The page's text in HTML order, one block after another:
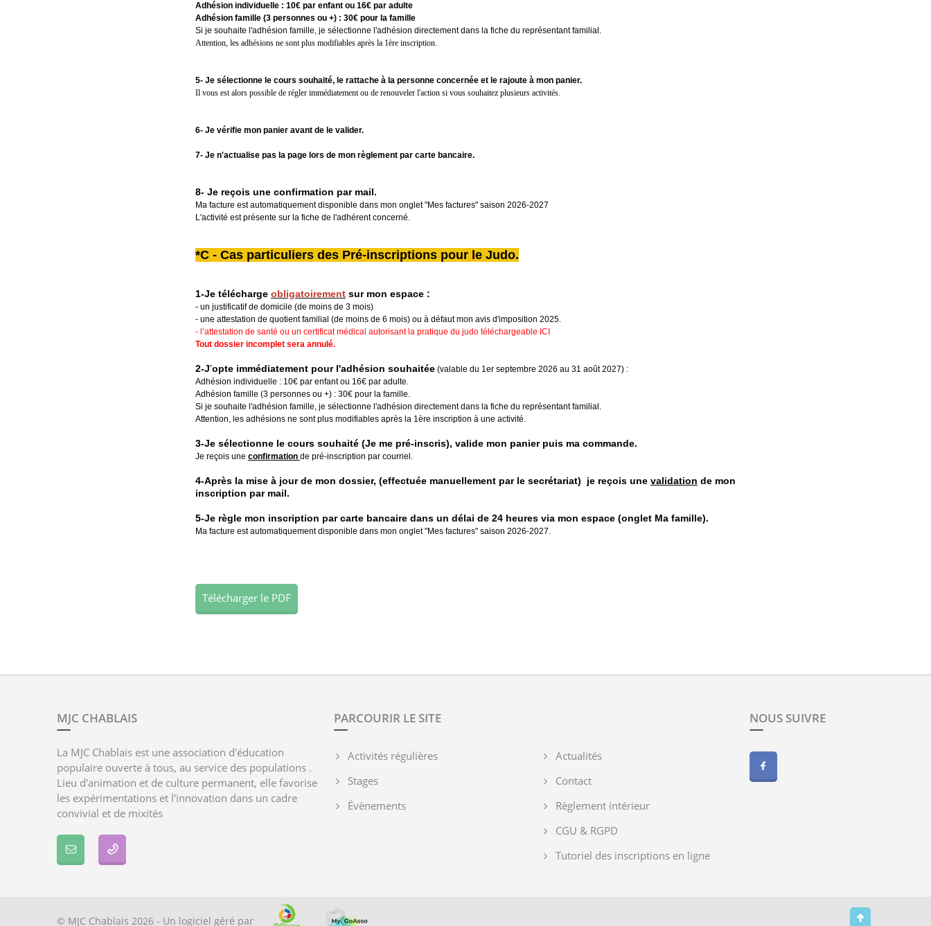
Adhésion individuelle : 10€ par enfant ou 16€ par adulte
Adhésion famille (3 personnes ou +) : 30€ pour la famille
Si je souhaite l'adhésion famille, je sélectionne l'adhésion directement dans la fiche du représentant familial.
Attention, les adhésions ne sont plus modifiables après la 1ère inscription.
5- Je sélectionne le cours souhaité, le rattache à la personne concernée et le rajoute à mon panier.
Il vous est alors possible de régler immédiatement ou de renouveler l'action si vous souhaitez plusieurs activités.
6- Je vérifie mon panier avant de le valider.
7- Je n'actualise pas la page lors de mon règlement par carte bancaire.
8- Je reçois une confirmation par mail.
Ma facture est automatiquement disponible dans mon onglet "Mes factures" saison 2026-2027
L'activité est présente sur la fiche de l'adhérent concerné.
*C - Cas particuliers des Pré-inscriptions pour le Judo.
1-Je télécharge obligatoirement sur mon espace :
- un justificatif de domicile (de moins de 3 mois)
- une attestation de quotient familial (de moins de 6 mois) ou à défaut mon avis d'imposition 2025.
- l’attestation de santé ou un certificat médical autorisant la pratique du judo téléchargeable ICI
Tout dossier incomplet sera annulé.
2-J'opte immédiatement pour l'adhésion souhaitée (valable du 1er septembre 2026 au 31 août 2027) :
Adhésion individuelle : 10€ par enfant ou 16€ par adulte.
Adhésion famille (3 personnes ou +) : 30€ pour la famille.
Si je souhaite l'adhésion famille, je sélectionne l'adhésion directement dans la fiche du représentant familial.
Attention, les adhésions ne sont plus modifiables après la 1ère inscription à une activité.
3-Je sélectionne le cours souhaité (Je me pré-inscris), valide mon panier puis ma commande.
Je reçois une confirmation de pré-inscription par courriel.
4-Après la mise à jour de mon dossier, (effectuée manuellement par le secrétariat) je reçois une validation de mon
inscription par mail.
5-Je règle mon inscription par carte bancaire dans un délai de 24 heures via mon espace (onglet Ma famille).
Ma facture est automatiquement disponible dans mon onglet "Mes factures" saison 2026-2027.
Télécharger le PDF
MJC CHABLAIS
La MJC Chablais est une association d'éducation
populaire ouverte à tous, au service des populations .
Lieu d'animation et de culture permanent, elle favorise
les expérimentations et l'innovation dans un cadre
convivial et de mixités
PARCOURIR LE SITE
Activités régulières
Stages
Évènements
Actualités
Contact
Règlement intérieur
CGU & RGPD
Tutoriel des inscriptions en ligne
NOUS SUIVRE
© MJC Chablais 2026 - Un logiciel géré par